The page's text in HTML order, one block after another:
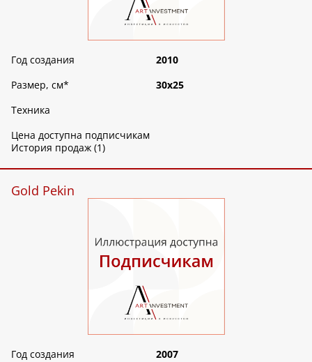
Год создания
2010
Размер, см*
30х25
Техника
Цена доступна подписчикам
История продаж (1)
Gold Pekin
Год создания
2007